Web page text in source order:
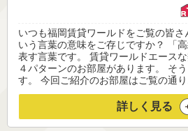
いつも福岡賃貸ワールドをご覧の皆さ
いう言葉の意味をご存じですか？ 「
表す言葉です。 賃貸ワールドエース
４パターンのお部屋があります。 そ
す。 今回ご紹介のお部屋はご覧の通り
詳しく見る